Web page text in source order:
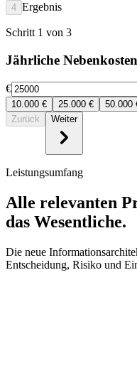
4 Ergebnis
Schritt 1 von 3
Jährliche
€
10.000 € 25.000 € 50.000
Zurück
Weiter
Leistungsumfang
Alle relevanten
das Wesentliche.
Die neue
Entscheidung, Risiko und